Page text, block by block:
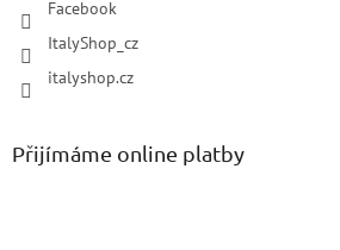
Facebook
ItalyShop_cz
italyshop.cz
Přijímáme online platby